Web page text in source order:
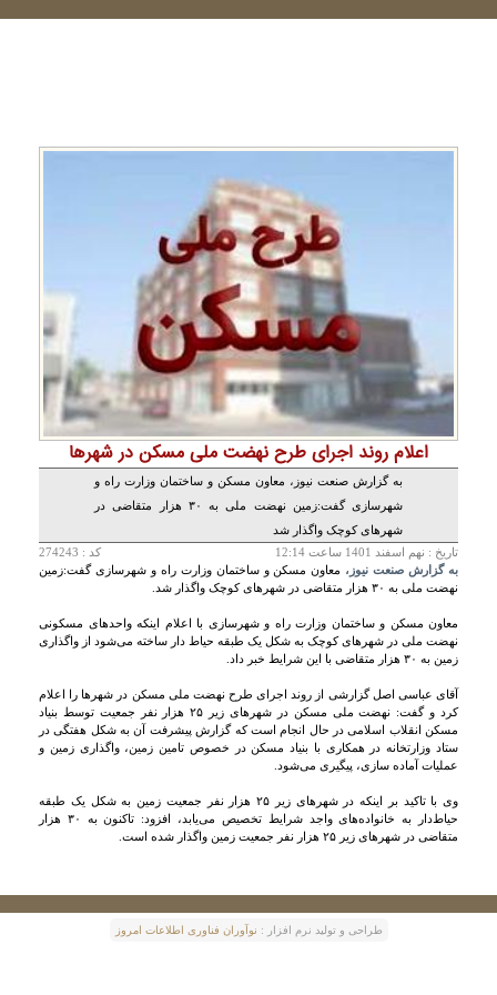
اعلام روند اجرای طرح نهضت ملی مسکن در شهر‌ها
به گزارش صنعت نیوز، معاون مسکن و ساختمان وزارت راه و
شهرسازی گفت:زمین نهضت ملی به ۳۰ هزار متقاضی در
شهر‌های کوچک واگذار شد
تاريخ : نهم اسفند 1401 ساعت 12:14
کد : 274243
به گزارش صنعت نیوز، معاون مسکن و ساختمان وزارت راه و شهرسازی گفت:زمین
نهضت ملی به ۳۰ هزار متقاضی در شهر‌های کوچک واگذار شد.
معاون مسکن و ساختمان وزارت راه و شهرسازی با اعلام اینکه واحد‌های مسکونی
نهضت ملی در شهر‌های کوچک به شکل یک طبقه حیاط دار ساخته می‌شود از واگذاری
زمین به ۳۰ هزار متقاضی با این شرایط خبر داد.
آقای عباسی اصل گزارشی از روند اجرای طرح نهضت ملی مسکن در شهر‌ها را اعلام
کرد و گفت: نهضت ملی مسکن در شهر‌های زیر ۲۵ هزار نفر جمعیت توسط بنیاد
مسکن انقلاب اسلامی در حال انجام است که گزارش پیشرفت آن به شکل هفتگی در
ستاد وزارتخانه در همکاری با بنیاد مسکن در خصوص تامین زمین، واگذاری زمین و
عملیات آماده سازی، پیگیری می‌شود.
وی با تاکید بر اینکه در شهر‌های زیر ۲۵ هزار نفر جمعیت زمین به شکل یک طبقه
حیاط‌دار به خانواده‌های واجد شرایط تخصیص می‌یابد، افزود: تاکنون به ۳۰ هزار
متقاضی در شهر‌های زیر ۲۵ هزار نفر جمعیت زمین واگذار شده است.
طراحی و توليد نرم افزار : نوآوران فناوری اطلاعات امروز